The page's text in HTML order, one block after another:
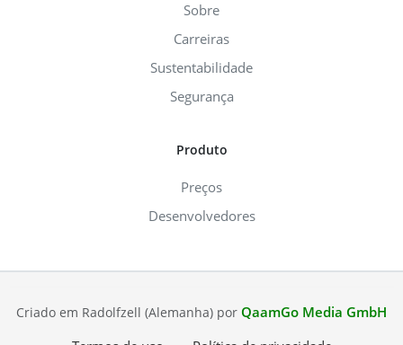
Sobre
Carreiras
Sustentabilidade
Segurança
Produto
Preços
Desenvolvedores
Criado em Radolfzell (Alemanha) por QaamGo Media GmbH